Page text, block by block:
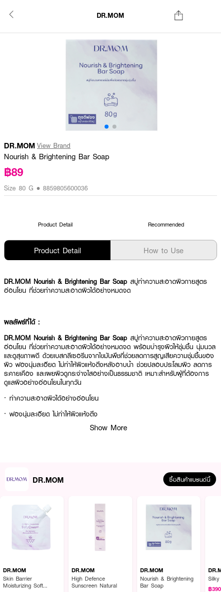
DR.MOM
DR.MOM View Brand
Nourish & Brightening Bar Soap
฿89
Size 80 G • 8859805600036
Product Detail Recommended
Product Detail How to Use
DR.MOM Nourish & Brightening Bar Soap สบู่ทำความสะอาดผิวกายสูตร
อ่อนโยน ที่ช่วยทำความสะอาดผิวได้อย่างหมดจด
ผลลัพธ์ที่ได้ :
DR.MOM Nourish & Brightening Bar Soap สบู่ทำความสะอาดผิวกายสูตร
อ่อนโยน ที่ช่วยทำความสะอาดผิวได้อย่างหมดจด พร้อมบำรุงผิวให้ชุ่มชื้น นุ่มนวล
และดูสุขภาพดี ด้วยเบสกลีเซอรีนจากไขมันพืชที่ช่วยลดการสูญเสียความชุ่มชื้นของ
ผิว ฟองนุ่มละเอียด ไม่ทำให้ผิวแห้งตึงหลังอาบน้ำ ช่วยปลอบประโลมผิว ลดการ
ระคายเคือง และเผยผิวดูกระจ่างใสอย่างเป็นธรรมชาติ เหมาะสำหรับผู้ที่ต้องการ
ดูแลผิวอย่างอ่อนโยนในทุกวัน
· ทำความสะอาดผิวได้อย่างอ่อนโยน
· ฟองนุ่มละเอียด ไม่ทำให้ผิวแห้งตึง
· ช่วยคงความชุ่มชื้นให้ผิวหลังอาบน้ำ
· บำรุงผิวให้นุ่ม เรียบเนียนน่าสัมผัส
· เหมาะสำหรับใช้เป็นประจำทุกวัน
· FDA Registration No. : 12-1-6700007681
ใช้ทำความสะอาดผิวกายเป็นประจำ เช้า–เย็น สามารถตีฟองด้วยถุงตีฟองในแพ็ก
เกจ เพื่อความนุ่มละมุน และช่วยผลัดเซลล์ผิวอย่างอ่อนโยน
Show More
DR.MOM ซื้อสินค้าแบรนด์นี้
DR.MOM
Skin Barrier
Moisturizing Soft
DR.MOM
High Defence
Sunscreen Natural
DR.MOM
Nourish & Brightening
Bar Soap
฿390